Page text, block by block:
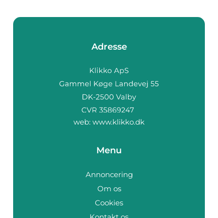
Adresse
web: www.klikko.dk
Menu
Annoncering
Om os
Cookies